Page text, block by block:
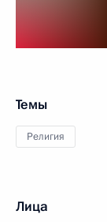
Темы
Религия
Лица